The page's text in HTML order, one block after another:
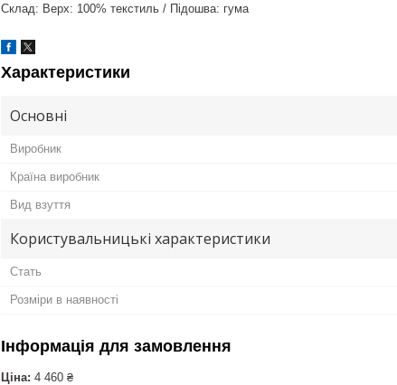
Склад: Верх: 100% текстиль / Підошва: гума
Характеристики
Основні
Виробник
Країна виробник
Вид взуття
Користувальницькі характеристики
Стать
Розміри в наявності
Інформація для замовлення
Ціна: 4 460 ₴